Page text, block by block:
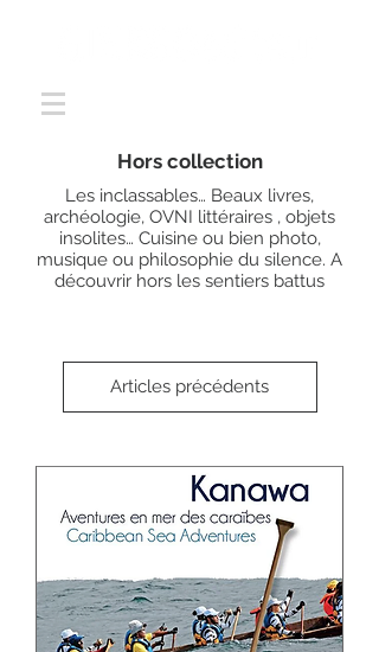
Hors collection
Les inclassables… Beaux livres,
archéologie, OVNI littéraires , objets
insolites… Cuisine ou bien photo,
musique ou philosophie du silence. A
découvrir hors les sentiers battus
Articles précédents